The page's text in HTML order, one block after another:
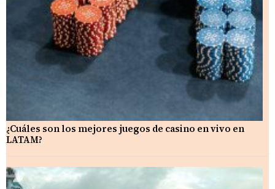
¿Cuáles son los mejores juegos de casino en vivo en
LATAM?